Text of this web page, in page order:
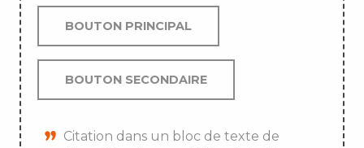
BOUTON PRINCIPAL
BOUTON SECONDAIRE
Citation dans un bloc de texte de